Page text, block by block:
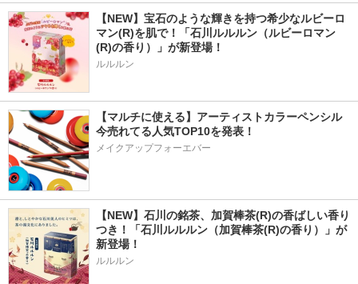
【NEW】宝石のような輝きを持つ希少なルビーロ
マン(R)を肌で！「石川ルルルン（ルビーロマン
(R)の香り）」が新登場！
ルルルン
【マルチに使える】アーティストカラーペンシル
今売れてる人気TOP10を発表！
メイクアップフォーエバー
【NEW】石川の銘茶、加賀棒茶(R)の香ばしい香り
つき！「石川ルルルン（加賀棒茶(R)の香り）」が
新登場！
ルルルン